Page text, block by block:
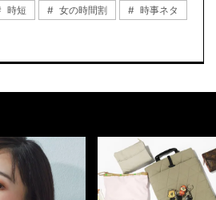
時短 女の時間割
時事ネタ